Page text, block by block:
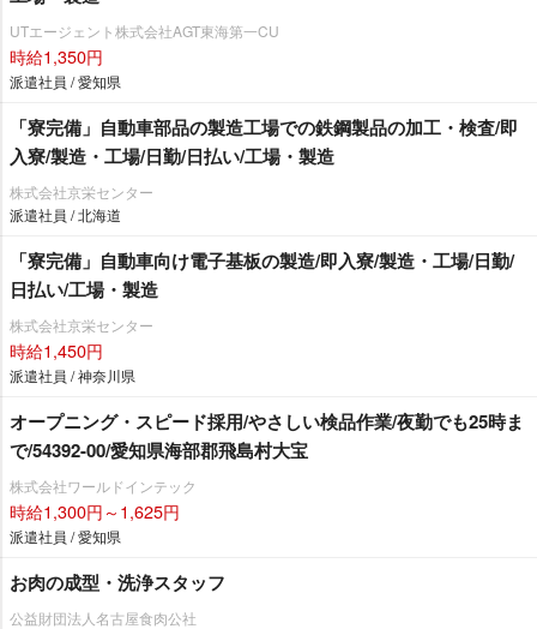
UTエージェント株式会社AGT東海第一CU
時給1,350円
派遣社員 / 愛知県
「寮完備」自動車部品の製造工場での鉄鋼製品の加工・検査/即
入寮/製造・工場/日勤/日払い/工場・製造
株式会社京栄センター
派遣社員 / 北海道
「寮完備」自動車向け電子基板の製造/即入寮/製造・工場/日勤/
日払い/工場・製造
株式会社京栄センター
時給1,450円
派遣社員 / 神奈川県
オープニング・スピード採用/やさしい検品作業/夜勤でも25時ま
で/54392-00/愛知県海部郡飛島村大宝
株式会社ワールドインテック
時給1,300円～1,625円
派遣社員 / 愛知県
お肉の成型・洗浄スタッフ
公益財団法人名古屋食肉公社